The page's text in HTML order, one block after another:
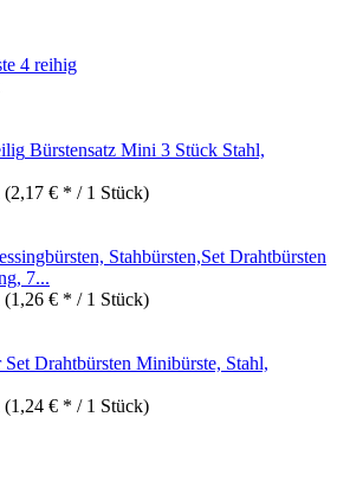
4 reihig
Bürstensatz Mini 3 Stück Stahl,
(2,17 € * / 1 Stück)
Drahtbürsten
7...
(1,26 € * / 1 Stück)
Drahtbürsten Minibürste, Stahl,
(1,24 € * / 1 Stück)